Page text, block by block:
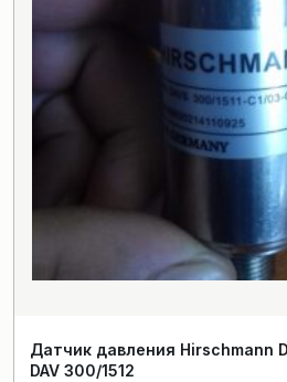
Датчик давления Hirschmann
DAV 300/1512